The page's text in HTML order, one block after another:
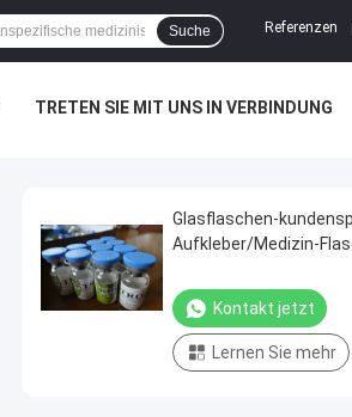
Referenzen
Suche
TRETEN SIE MIT UNS IN VERBINDUNG
Glasflaschen-
Aufkleber/Medizin-
Kontakt jetzt
Lernen Sie mehr